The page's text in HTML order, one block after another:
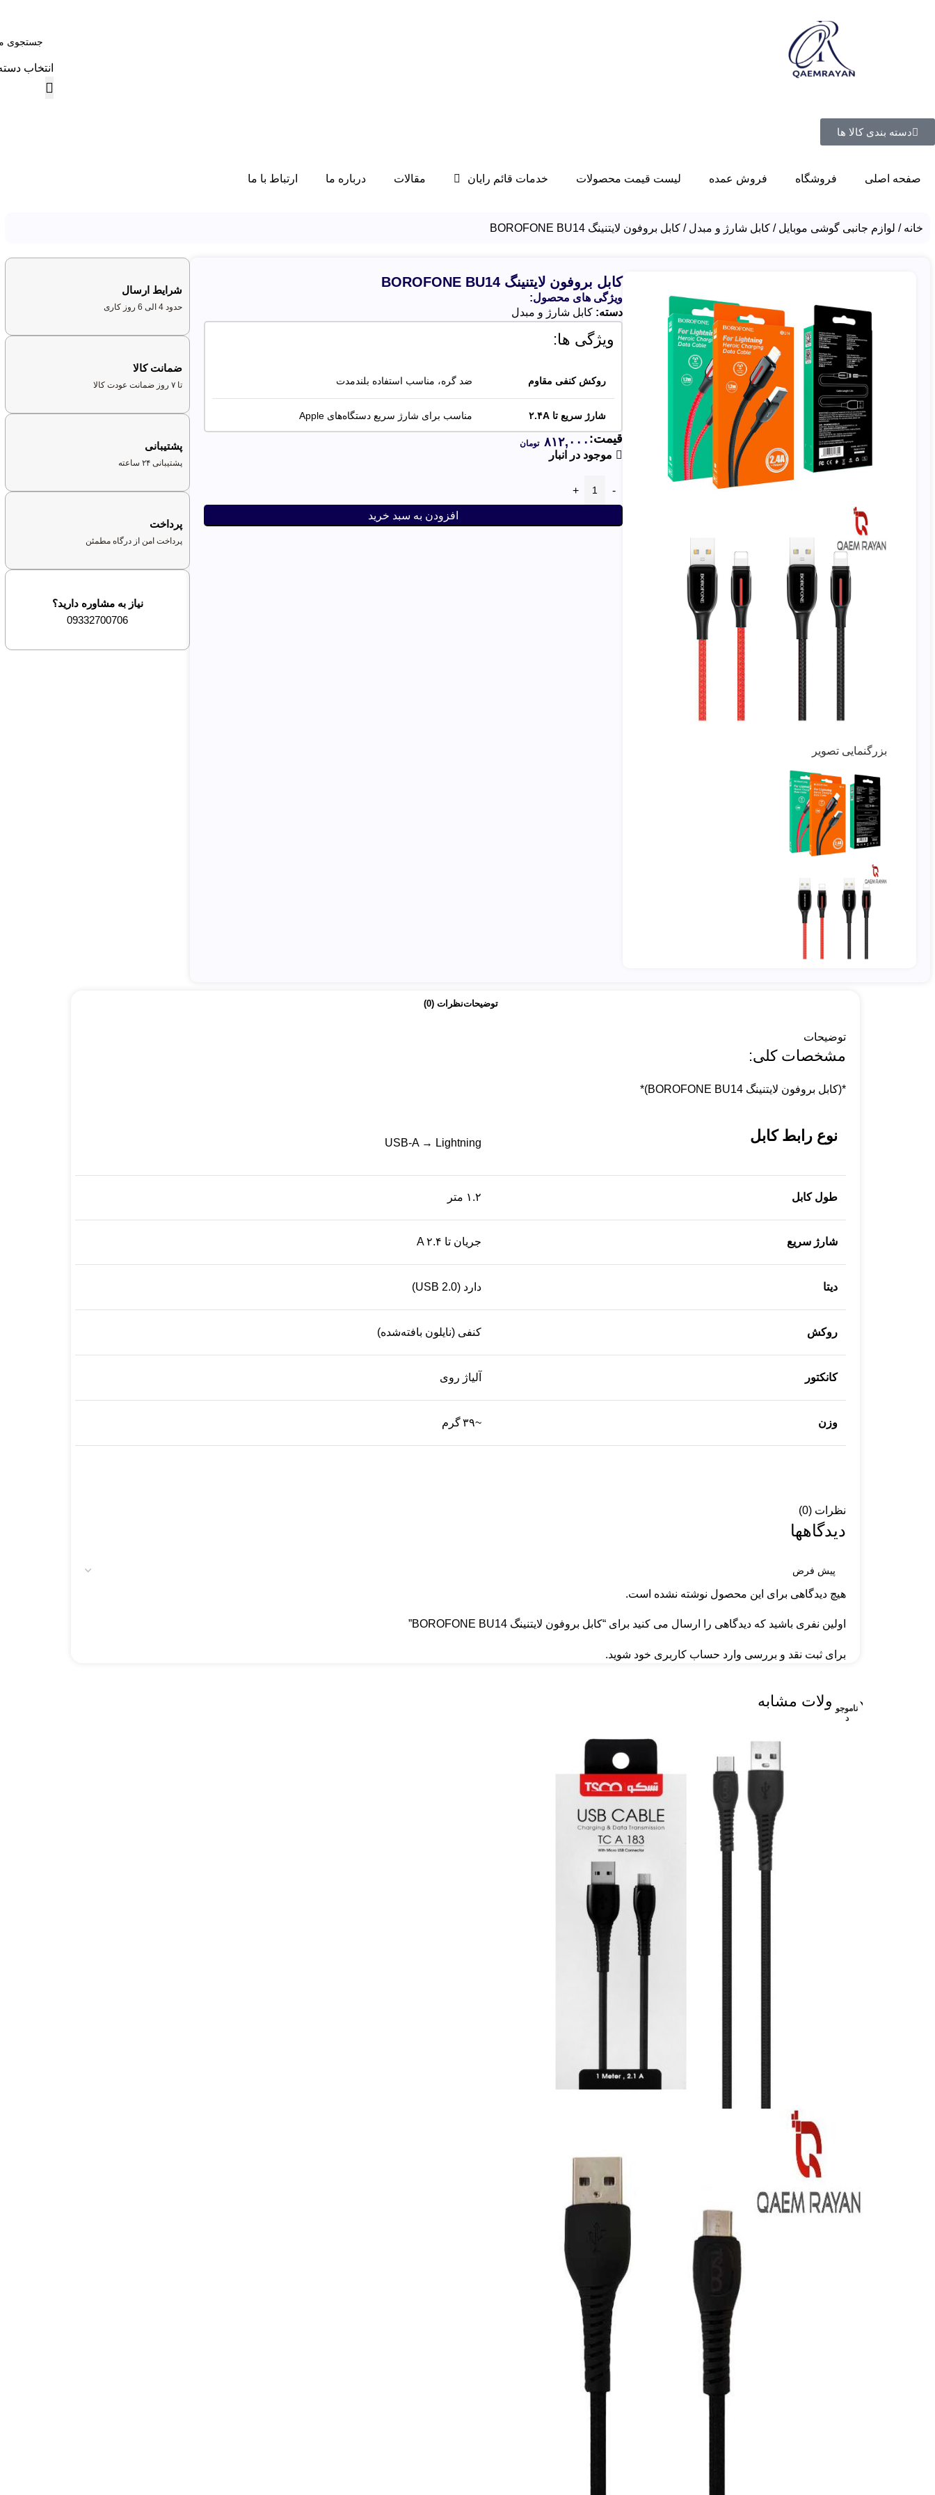
انتخاب
دسته بندی کالا ها
صفحه اصلی فروشگاه فروش عمده لیست قیمت محصولات خدمات قائم رایان مقالات درباره ما ارتباط با ما
خانه لوازم جانبی گوشی موبایل کابل شارژ و مبدل کابل بروفون لایتنینگ BOROFONE BU14
بزرگنمایی تصویر
کابل بروفون لایتنینگ BOROFONE BU14
ویژگی های محصول:
دسته: کابل شارژ و مبدل
ویژگی ها:
روکش کنفی مقاوم ضد گره، مناسب استفاده بلندمدت
شارژ سریع تا ۲.۴A مناسب برای شارژ سریع دستگاه‌های Apple
انتقال مطمئن دیتا
موجود در انبار
افزودن به سبد خرید
قیمت: ۸۱۲,۰۰۰ تومان
شرایط ارسال
حدود 4 الی 6 روز کاری
ضمانت کالا
تا ۷ روز ضمانت عودت کالا
پشتیبانی
پشتیبانی ۲۴ ساعته
پرداخت
پرداخت امن از درگاه مطمئن
نیاز به مشاوره دارید؟
09332700706
توضیحاتنظرات (0)
توضیحات
مشخصات کلی:
*(کابل بروفون لایتنینگ BOROFONE BU14)*
نوع رابط کابل USB-A → Lightning
طول کابل ۱.۲ متر
شارژ سریع جریان تا ۲.۴ A
دیتا دارد (USB 2.0)
روکش کنفی (نایلون بافته‌شده)
کانکتور آلیاژ روی
وزن ~۳۹ گرم
نظرات (0)
دیدگاهها
هیچ دیدگاهی برای این محصول نوشته نشده است.
اولین نفری باشید که دیدگاهی را ارسال می کنید برای “کابل بروفون لایتنینگ BOROFONE BU14”
برای ثبت نقد و بررسی وارد حساب کاربری خود شوید.
محصولات مشابه
ناموجو
د
ناموجو
د
ناموجو
د
ناموجو
د